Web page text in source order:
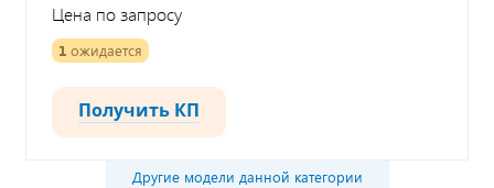
Цена по запросу
1 ожидается
Получить КП
Другие модели данной категории